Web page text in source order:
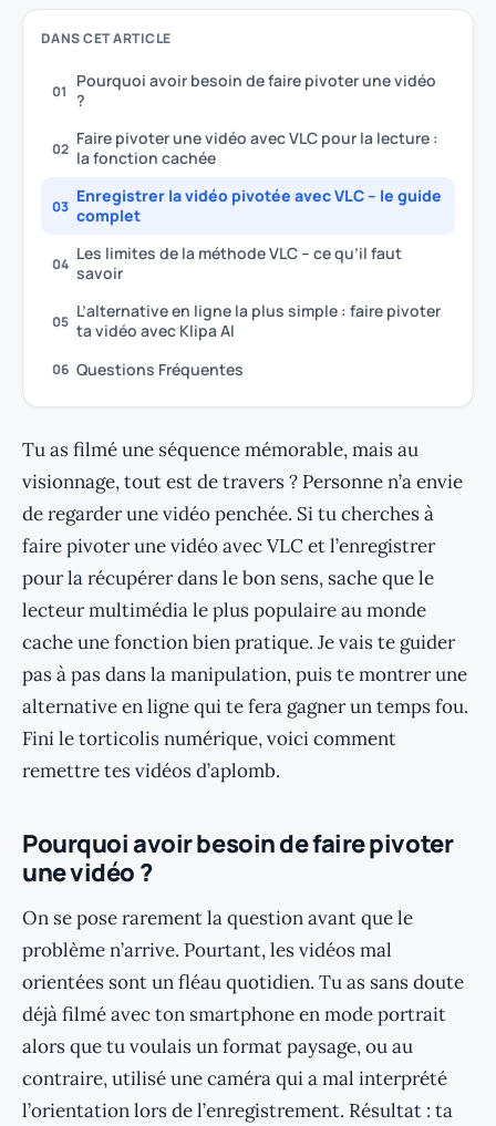
DANS CET ARTICLE
01
Pourquoi avoir besoin de faire pivoter une vidéo
?
02 Faire pivoter une vidéo avec VLC pour la lecture :
la fonction cachée
03 Enregistrer la vidéo pivotée avec VLC – le guide
complet
04 Les limites de la méthode VLC – ce qu’il faut
savoir
05 L’alternative en ligne la plus simple : faire pivoter
ta vidéo avec Klipa AI
06 Questions Fréquentes
Tu as filmé une séquence mémorable, mais au
visionnage, tout est de travers ? Personne n’a envie
de regarder une vidéo penchée. Si tu cherches à
faire pivoter une vidéo avec VLC et l’enregistrer
pour la récupérer dans le bon sens, sache que le
lecteur multimédia le plus populaire au monde
cache une fonction bien pratique. Je vais te guider
pas à pas dans la manipulation, puis te montrer une
alternative en ligne qui te fera gagner un temps fou.
Fini le torticolis numérique, voici comment
remettre tes vidéos d’aplomb.
Pourquoi avoir besoin de faire pivoter
une vidéo ?
On se pose rarement la question avant que le
problème n’arrive. Pourtant, les vidéos mal
orientées sont un fléau quotidien. Tu as sans doute
déjà filmé avec ton smartphone en mode portrait
alors que tu voulais un format paysage, ou au
contraire, utilisé une caméra qui a mal interprété
l’orientation lors de l’enregistrement. Résultat : ta